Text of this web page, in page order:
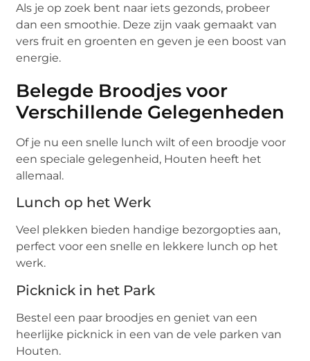
Als je op zoek bent naar iets gezonds, probeer
dan een smoothie. Deze zijn vaak gemaakt van
vers fruit en groenten en geven je een boost van
energie.
Belegde Broodjes voor
Verschillende Gelegenheden
Of je nu een snelle lunch wilt of een broodje voor
een speciale gelegenheid, Houten heeft het
allemaal.
Lunch op het Werk
Veel plekken bieden handige bezorgopties aan,
perfect voor een snelle en lekkere lunch op het
werk.
Picknick in het Park
Bestel een paar broodjes en geniet van een
heerlijke picknick in een van de vele parken van
Houten.